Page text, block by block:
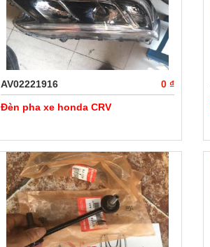
AV02221916 0 ₫
Đèn pha xe honda CRV